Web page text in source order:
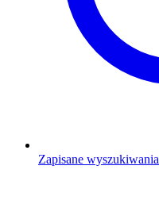
Zapisane wyszukiwania